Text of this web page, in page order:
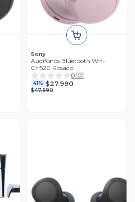
Sony
Audífonos Bluetooth WH-
CH520 Rosado
0(0)
41% $27.990
$47.990